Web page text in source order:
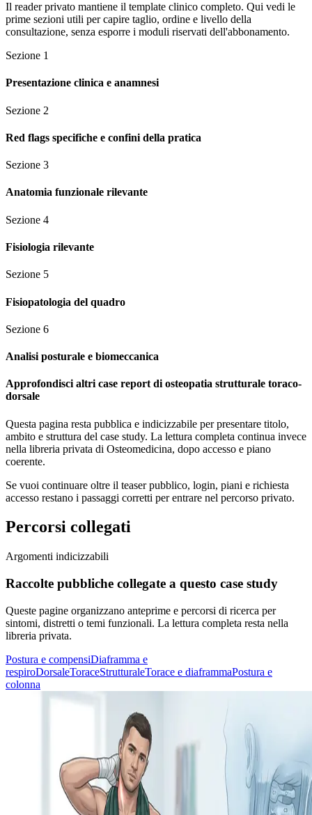
Il reader privato mantiene il template clinico completo. Qui vedi le
prime sezioni utili per capire taglio, ordine e livello della
consultazione, senza esporre i moduli riservati dell'abbonamento.
Sezione 1
Presentazione clinica e anamnesi
Sezione 2
Red flags specifiche e confini della pratica
Sezione 3
Anatomia funzionale rilevante
Sezione 4
Fisiologia rilevante
Sezione 5
Fisiopatologia del quadro
Sezione 6
Analisi posturale e biomeccanica
Approfondisci altri case report di osteopatia strutturale toraco-
dorsale
Questa pagina resta pubblica e indicizzabile per presentare titolo,
ambito e struttura del case study. La lettura completa continua invece
nella libreria privata di Osteomedicina, dopo accesso e piano
coerente.
Se vuoi continuare oltre il teaser pubblico, login, piani e richiesta
accesso restano i passaggi corretti per entrare nel percorso privato.
Percorsi collegati
Argomenti indicizzabili
Raccolte pubbliche collegate a questo case study
Queste pagine organizzano anteprime e percorsi di ricerca per
sintomi, distretti o temi funzionali. La lettura completa resta nella
libreria privata.
Postura e compensiDiaframma e
respiroDorsaleToraceStrutturaleTorace e diaframmaPostura e
colonna